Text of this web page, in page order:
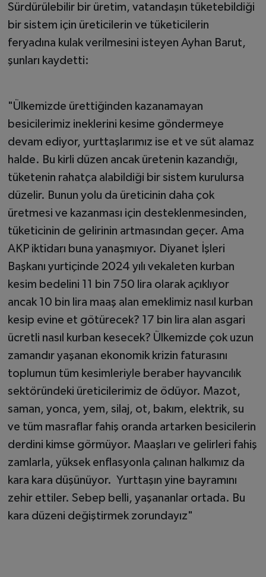
Sürdürülebilir bir üretim, vatandaşın tüketebildiği
bir sistem için üreticilerin ve tüketicilerin
feryadına kulak verilmesini isteyen Ayhan Barut,
şunları kaydetti:
"Ülkemizde ürettiğinden kazanamayan
besicilerimiz ineklerini kesime göndermeye
devam ediyor, yurttaşlarımız ise et ve süt alamaz
halde. Bu kirli düzen ancak üretenin kazandığı,
tüketenin rahatça alabildiği bir sistem kurulursa
düzelir. Bunun yolu da üreticinin daha çok
üretmesi ve kazanması için desteklenmesinden,
tüketicinin de gelirinin artmasından geçer. Ama
AKP iktidarı buna yanaşmıyor. Diyanet İşleri
Başkanı yurtiçinde 2024 yılı vekaleten kurban
kesim bedelini 11 bin 750 lira olarak açıklıyor
ancak 10 bin lira maaş alan emeklimiz nasıl kurban
kesip evine et götürecek? 17 bin lira alan asgari
ücretli nasıl kurban kesecek? Ülkemizde çok uzun
zamandır yaşanan ekonomik krizin faturasını
toplumun tüm kesimleriyle beraber hayvancılık
sektöründeki üreticilerimiz de ödüyor. Mazot,
saman, yonca, yem, silaj, ot, bakım, elektrik, su
ve tüm masraflar fahiş oranda artarken besicilerin
derdini kimse görmüyor. Maaşları ve gelirleri fahiş
zamlarla, yüksek enflasyonla çalınan halkımız da
kara kara düşünüyor. Yurttaşın yine bayramını
zehir ettiler. Sebep belli, yaşananlar ortada. Bu
kara düzeni değiştirmek zorundayız"